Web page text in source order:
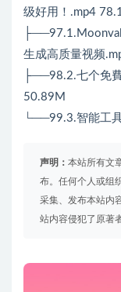
级好用！.mp4
生成高质量视频
├──98.2.七个免
50.89M
└──99.3.智能工
声明： 本站所有文
布。任何个人或组
采集、发布本站内
站内容侵犯了原著